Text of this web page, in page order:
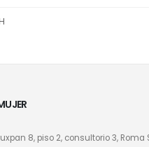
8, piso 2, consultorio 3,